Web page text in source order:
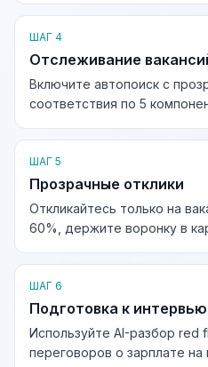
ШАГ 4
Отслеживание
Включите автопоиск с
соответствия по 5
ШАГ 5
Прозрачные отклики
Откликайтесь только на
60%, держите воронку в
ШАГ 6
Подготовка к интервью
Используйте AI-разбор red
переговоров о зарплате